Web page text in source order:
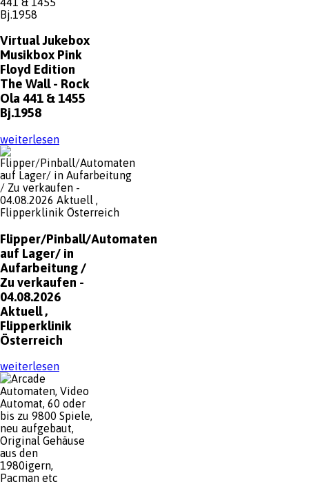
VirtualJukebox
Musikbox Pink
Floyd Edition
The Wall - Rock
Ola 441 & 1455
Bj.1958
weiterlesen
Flipper/Pinball/Automaten
auf Lager/ in
Aufarbeitung /
Zu verkaufen -
04.08.2026
Aktuell ,
Flipperklinik
Österreich
weiterlesen